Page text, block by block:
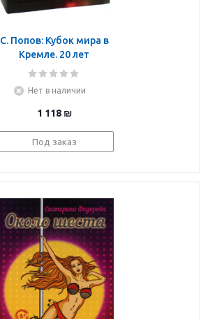
С. Попов: Кубок мира в
Кремле. 20 лет
Нет в наличии
1 118₪
Под заказ